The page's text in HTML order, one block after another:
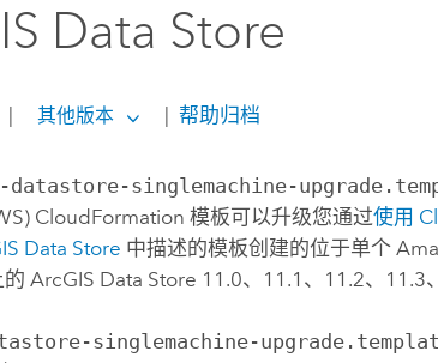
Data Store
| 其他版本 | 帮助归档
singlemachine-
CloudFormation 模板可以升级您通过使用
Data Store 中描述的模板创建的位于单个
的ArcGIS Data Store 11.0、11.1、11.2、11.3
singlemachine-